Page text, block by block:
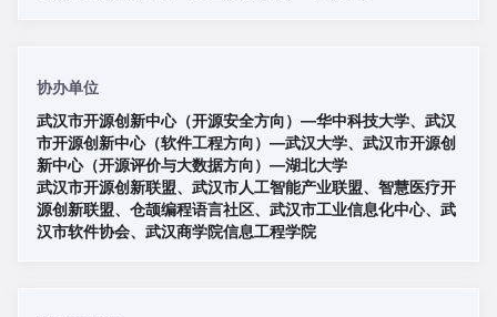
协办单位
武汉市开源创新中心（开源安全方向）—华中科技大学、武汉
市开源创新中心（软件工程方向）—武汉大学、武汉市开源创
新中心（开源评价与大数据方向）—湖北大学
武汉市开源创新联盟、武汉市人工智能产业联盟、智慧医疗开
源创新联盟、仓颉编程语言社区、武汉市工业信息化中心、武
汉市软件协会、武汉商学院信息工程学院